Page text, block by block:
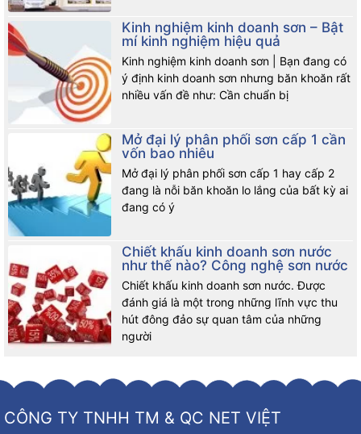
Kinh nghiệm kinh doanh sơn – Bật
mí kinh nghiệm hiệu quả
Kinh nghiệm kinh doanh sơn | Bạn đang có
ý định kinh doanh sơn nhưng băn khoăn rất
nhiều vấn đề như: Cần chuẩn bị
Mở đại lý phân phối sơn cấp 1 cần
vốn bao nhiêu
Mở đại lý phân phối sơn cấp 1 hay cấp 2
đang là nỗi băn khoăn lo lắng của bất kỳ ai
đang có ý
Chiết khấu kinh doanh sơn nước
như thế nào? Công nghệ sơn nước
Chiết khấu kinh doanh sơn nước. Được
đánh giá là một trong những lĩnh vực thu
hút đông đảo sự quan tâm của những
người
CÔNG TY TNHH TM & QC NET VIỆT